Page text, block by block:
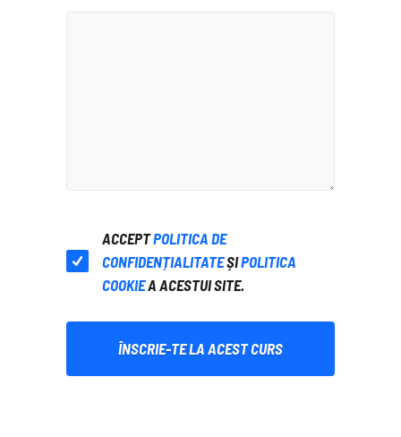
ACCEPTPOLITICA DE
CONFIDENȚIALITATEȘIPOLITICA
COOKIEA ACESTUI SITE.